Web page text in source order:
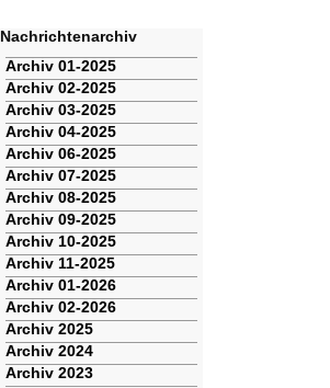
Nachrichtenarchiv
Navigation
überspringen
Archiv 01-2025
Archiv 02-2025
Archiv 03-2025
Archiv 04-2025
Archiv 06-2025
Archiv 07-2025
Archiv 08-2025
Archiv 09-2025
Archiv 10-2025
Archiv 11-2025
Archiv 01-2026
Archiv 02-2026
Archiv 2025
Archiv 2024
Archiv 2023